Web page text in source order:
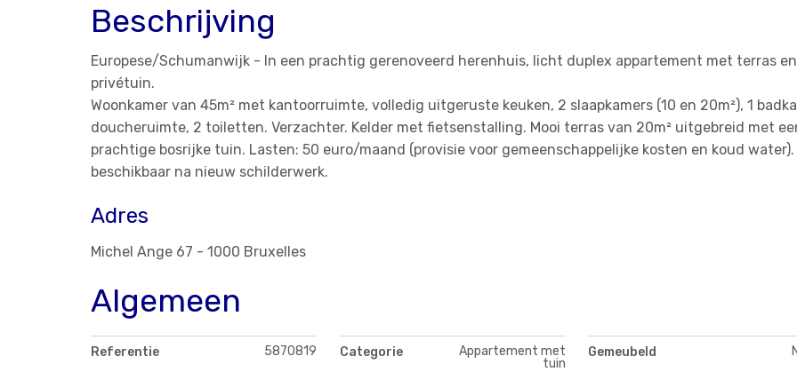
Beschrijving
Europese/Schumanwijk - In een prachtig gerenoveerd herenhuis, licht duplex appartement met terras en
privétuin.
Woonkamer van 45m² met kantoorruimte, volledig uitgeruste keuken, 2 slaapkamers (10 en 20m²), 1
doucheruimte, 2 toiletten. Verzachter. Kelder met fietsenstalling. Mooi terras van 20m² uitgebreid met
prachtige bosrijke tuin. Lasten: 50 euro/maand (provisie voor gemeenschappelijke kosten en koud
beschikbaar na nieuw schilderwerk.
Adres
Michel Ange 67 - 1000 Bruxelles
Algemeen
Referentie 5870819 Categorie
Appartement met
tuin
Gemeubeld